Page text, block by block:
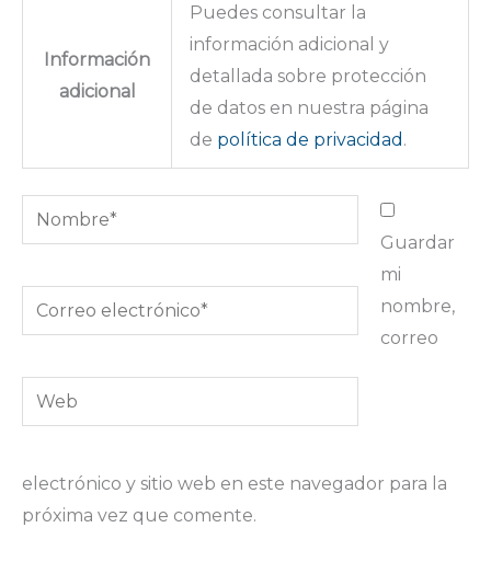
Información
adicional
Puedes consultar la
información adicional y
detallada sobre protección
de datos en nuestra página
de política de privacidad .
Nombre*
Correo
electrónico*
Web
Guardar
mi
nombre,
correo
electrónico y sitio web en este navegador para la
próxima vez que comente.